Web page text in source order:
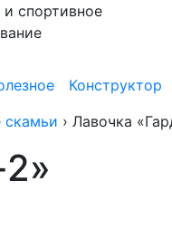
спортивное
Конструктор
скамьи › Лавочка